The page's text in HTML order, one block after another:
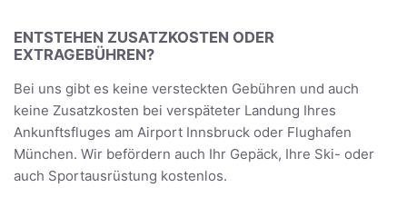
ENTSTEHEN ZUSATZKOSTEN ODER
EXTRAGEBÜHREN?
Bei uns gibt es keine versteckten Gebühren und auch
keine Zusatzkosten bei verspäteter Landung Ihres
Ankunftsfluges am Airport Innsbruck oder Flughafen
München. Wir befördern auch Ihr Gepäck, Ihre Ski- oder
auch Sportausrüstung kostenlos.